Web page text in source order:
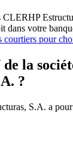
CLERHP
dans votre
courtiers pour
la
?
S.A. a